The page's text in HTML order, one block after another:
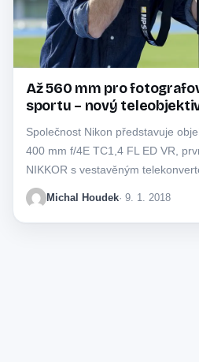
Až 560 mm pro
sportu – nový
Společnost Nikon představuje
400 mm f/4E TC1,4 FL ED VR,
NIKKOR s vestavěným
se…
Michal Houdek· 9. 1. 2018